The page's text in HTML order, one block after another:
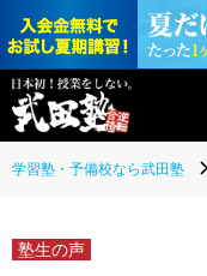
学習塾・予備校なら武田塾
塾生の声